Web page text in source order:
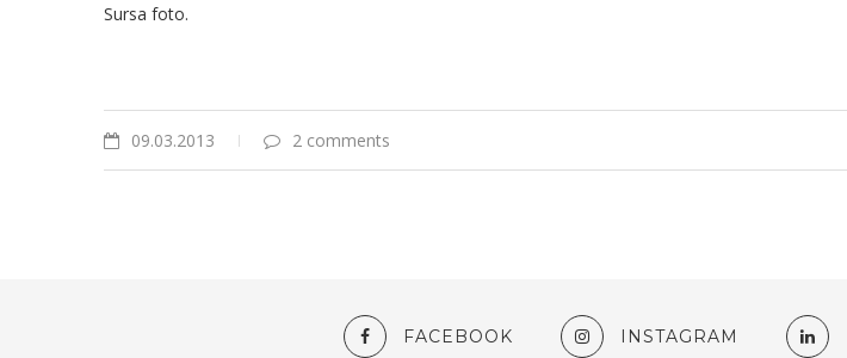
Sursa foto.
09.03.2013 2 comments
FACEBOOK INSTAGRAM